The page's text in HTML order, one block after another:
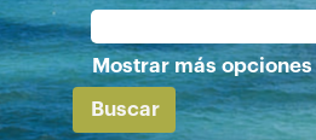
Mostrar más opciones